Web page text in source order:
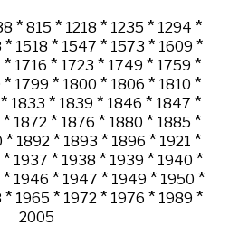
* 815 * 1218 * 1235 * 1294 *
* 1518 * 1547 * 1573 * 1609 *
* 1716 * 1723 * 1749 * 1759 *
* 1799 * 1800 * 1806 * 1810 *
* 1833 * 1839 * 1846 * 1847 *
* 1872 * 1876 * 1880 * 1885 *
* 1892 * 1893 * 1896 * 1921 *
* 1937 * 1938 * 1939 * 1940 *
* 1946 * 1947 * 1949 * 1950 *
* 1965 * 1972 * 1976 * 1989 *
2005